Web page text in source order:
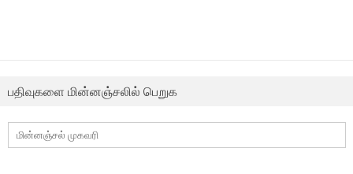
பதிவுகளை மின்னஞ்சலில் பெறுக
மின்னஞ்சல்
முகவரி